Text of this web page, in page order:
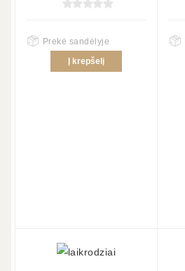
Prekė sandėlyje
Į krepšelį